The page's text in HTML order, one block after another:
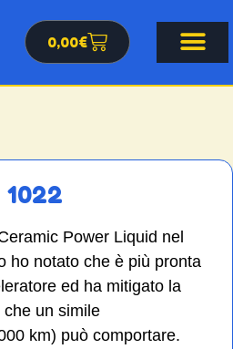
0,00€
1022
Power Liquid nel
ho notato che è più pronta
ed ha mitigato la
un simile
km) può comportare.